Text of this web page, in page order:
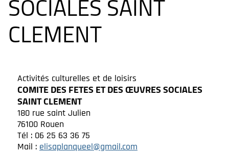
CLEMENT
Activités culturelles et de loisirs
COMITE DES FETES ET DES ŒUVRES SOCIALES
SAINT CLEMENT
180 rue saint Julien
76100 Rouen
Tél : 06 25 63 36 75
Mail : elisaplanqueel@gmail.com